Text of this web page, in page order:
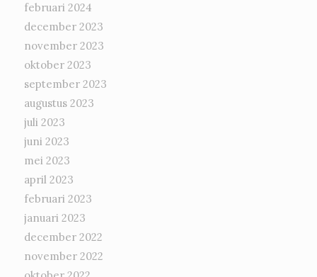
februari 2024
december 2023
november 2023
oktober 2023
september 2023
augustus 2023
juli 2023
juni 2023
mei 2023
april 2023
februari 2023
januari 2023
december 2022
november 2022